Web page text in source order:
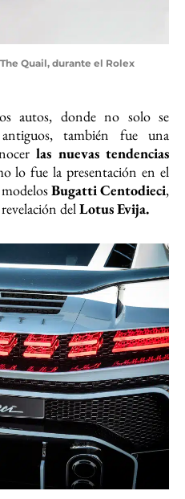
Quail, durante el Rolex
autos, donde no solo se
también fue una
las nuevas tendencias
lo fue la presentación en el
Bugatti Centodieci,
delLotus Evija.